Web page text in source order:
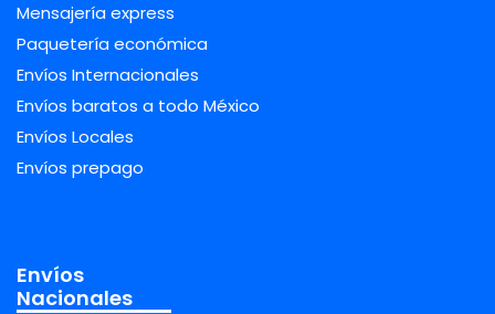
Mensajería express
Paquetería económica
Envíos Internacionales
Envíos baratos a todo México
Envíos Locales
Envíos prepago
Envíos
Nacionales